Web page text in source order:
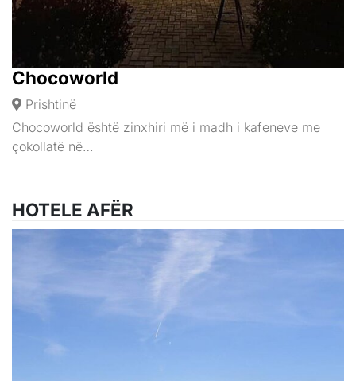
Chocoworld
Prishtinë
Chocoworld është zinxhiri më i madh i kafeneve me
çokollatë në…
HOTELE AFËR